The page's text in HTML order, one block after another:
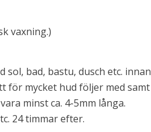
vaxning.)
bad, bastu, dusch etc. innan
för mycket hud följer med samt
minst ca. 4-5mm långa.
24 timmar efter.